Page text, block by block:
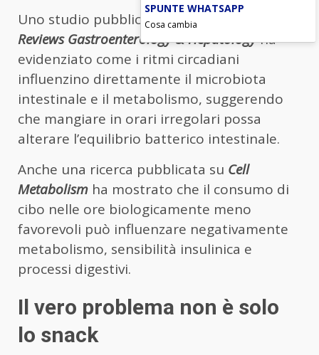
Uno studio pubblicato sulla rivista
Reviews Gastroenterology & Hepatologyha
evidenziato come i ritmi circadiani
influenzino direttamente il microbiota
intestinale e il metabolismo, suggerendo
che mangiare in orari irregolari possa
alterare l’equilibrio batterico intestinale.
Anche una ricerca pubblicata su Cell
Metabolism ha mostrato che il consumo di
cibo nelle ore biologicamente meno
favorevoli può influenzare negativamente
metabolismo, sensibilità insulinica e
processi digestivi.
Il vero problema non è solo
lo snack
SPUNTE WHATSAPP
Cosa cambia